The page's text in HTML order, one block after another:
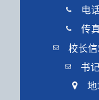
电
传
校长
书